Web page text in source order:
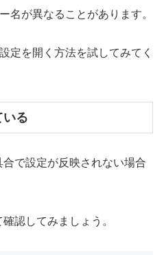
名が異なることがあります。
定を開く方法を試してみてく
いる
で設定が反映されない場合
認してみましょう。